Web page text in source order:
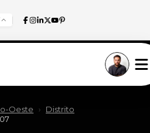
Oeste ›
Distrito